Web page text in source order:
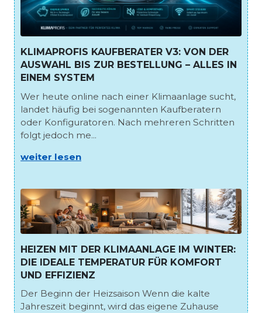
KLIMAPROFIS KAUFBERATER V3: VON DER
AUSWAHL BIS ZUR BESTELLUNG – ALLES IN
EINEM SYSTEM
Wer heute online nach einer Klimaanlage sucht,
landet häufig bei sogenannten Kaufberatern
oder Konfiguratoren. Nach mehreren Schritten
folgt jedoch me...
weiter lesen
HEIZEN MIT DER KLIMAANLAGE IM WINTER:
DIE IDEALE TEMPERATUR FÜR KOMFORT
UND EFFIZIENZ
Der Beginn der Heizsaison Wenn die kalte
Jahreszeit beginnt, wird das eigene Zuhause